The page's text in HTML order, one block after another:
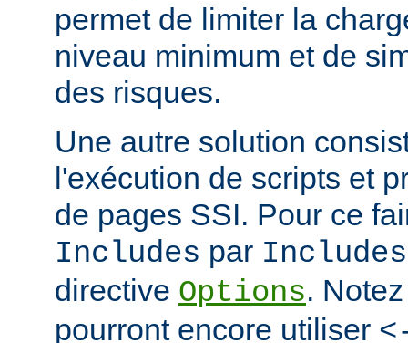
permet de limiter la
niveau minimum et de
des risques.
Une autre solution
l'exécution de scripts et
de pages SSI. Pour ce
Includes par
directive Options.
pourront encore utiliser